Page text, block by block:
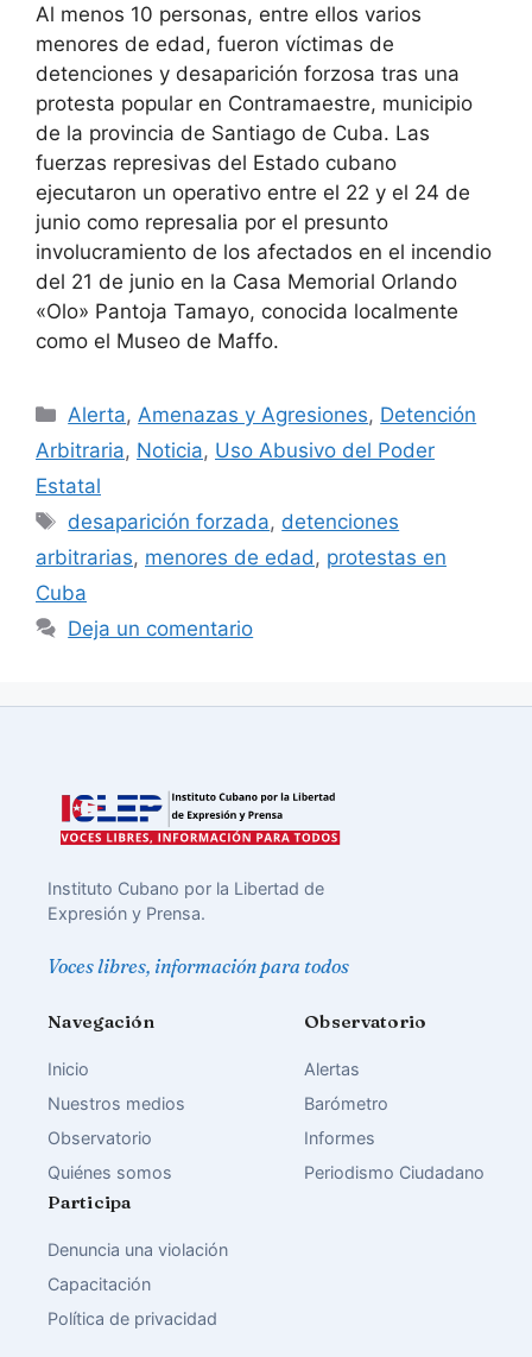
Al menos 10 personas, entre ellos varios
menores de edad, fueron víctimas de
detenciones y desaparición forzosa tras una
protesta popular en Contramaestre, municipio
de la provincia de Santiago de Cuba. Las
fuerzas represivas del Estado cubano
ejecutaron un operativo entre el 22 y el 24 de
junio como represalia por el presunto
involucramiento de los afectados en el incendio
del 21 de junio en la Casa Memorial Orlando
«Olo» Pantoja Tamayo, conocida localmente
como el Museo de Maffo.
Categorías
Alerta,Amenazas y Agresiones, Detención
Arbitraria, Noticia, Uso Abusivo del Poder
Estatal
Etiquetas
desaparición forzada, detenciones
arbitrarias, menores de edad, protestas en
Cuba
Deja un comentario
Instituto Cubano por la Libertad de
Expresión y Prensa.
Voces libres, información para todos
Navegación
Inicio
Nuestros medios
Observatorio
Quiénes somos
Observatorio
Alertas
Barómetro
Informes
Periodismo Ciudadano
Participa
Denuncia una violación
Capacitación
Política de privacidad